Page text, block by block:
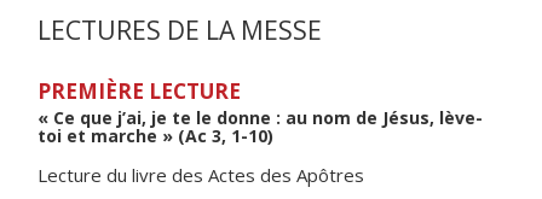
LECTURES DE LA MESSE
PREMIÈRE LECTURE
« Ce que j’ai, je te le donne : au nom de Jésus, lève-
toi et marche » (Ac 3, 1-10)
Lecture du livre des Actes des Apôtres